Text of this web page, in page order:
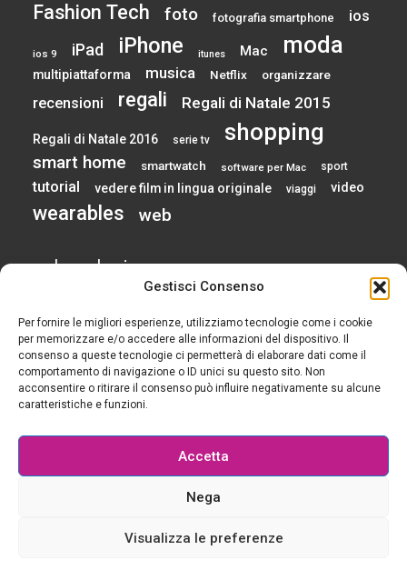
Gestisci Consenso
Per fornire le migliori esperienze, utilizziamo tecnologie come i cookie
per memorizzare e/o accedere alle informazioni del dispositivo. Il
consenso a queste tecnologie ci permetterà di elaborare dati come il
comportamento di navigazione o ID unici su questo sito. Non
acconsentire o ritirare il consenso può influire negativamente su alcune
caratteristiche e funzioni.
Accetta
Nega
Visualizza le preferenze
Fashion Tech foto fotografia smartphone ios
ios 9 iPad iPhone itunes Mac moda
multipiattaforma musica Netflix organizzare
recensioni regali Regali di Natale 2015
Regali di Natale 2016 serie tv shopping
smart home smartwatch software per Mac sport
tutorial vedere film in lingua originale viaggi video
wearables web
calendario
AGOSTO 2026
L M M G V S
1
2
10
11 12 13 14 15
16
20